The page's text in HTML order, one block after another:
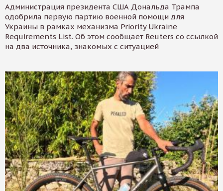
Администрация президента США Дональда Трампа
одобрила первую партию военной помощи для
Украины в рамках механизма Priority Ukraine
Requirements List. Об этом сообщает Reuters со ссылкой
на два источника, знакомых с ситуацией